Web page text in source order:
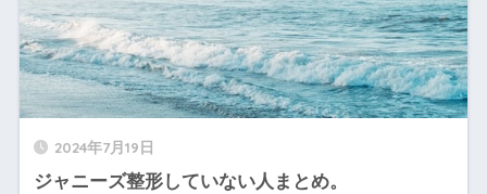
2024年7月19日
ジャニーズ整形していない人まとめ。